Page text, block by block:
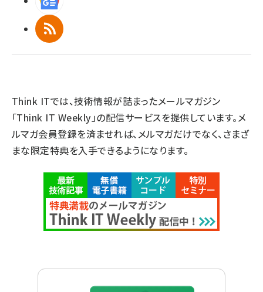
RSS
Think ITでは、技術情報が詰まったメールマガジン
「Think IT Weekly」の配信サービスを提供しています。メ
ルマガ会員登録を済ませれば、メルマガだけでなく、さまざ
まな限定特典を入手できるようになります。